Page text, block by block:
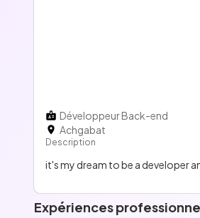
Développeur Back-end
Achgabat
Description
it's my dream to be a developer
Expériences